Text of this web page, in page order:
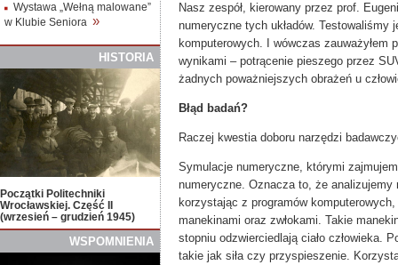
Wystawa „Wełną malowane”
w Klubie Seniora »
HISTORIA
Początki Politechniki
Wrocławskiej. Część II
(wrzesień – grudzień 1945)
WSPOMNIENIA
Nasz zespół, kierowany przez prof.
numeryczne tych układów.
komputerowych. I wówczas zauważyłem
wynikami – potrącenie pieszego przez
żadnych poważniejszych obrażeń u
Błąd badań?
Raczej kwestia doboru narzędzi
Symulacje numeryczne, którymi
numeryczne. Oznacza to, że
korzystając z programów
manekinami oraz zwłokami. Takie
stopniu odzwierciedlają ciało człowieka.
takie jak siła czy przyspieszenie.